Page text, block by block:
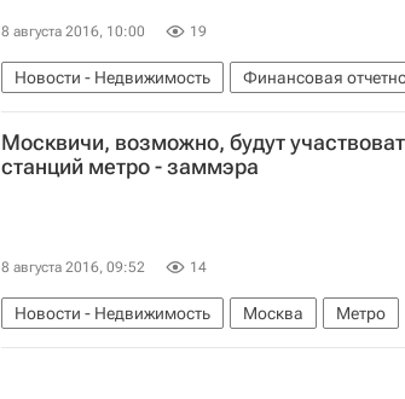
8 августа 2016, 10:00 19
Новости - Недвижимость Финансовая
Москвичи, возможно, будут
станций метро - заммэра
8 августа 2016, 09:52 14
Новости - Недвижимость Москва Метро